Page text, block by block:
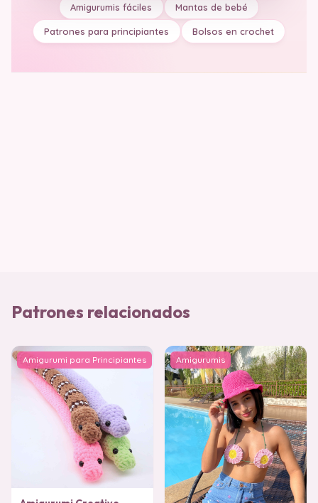
Amigurumis fáciles Mantas de bebé
Patrones para principiantes Bolsos en crochet
Patrones relacionados
Amigurumi para Principiantes Amigurumis